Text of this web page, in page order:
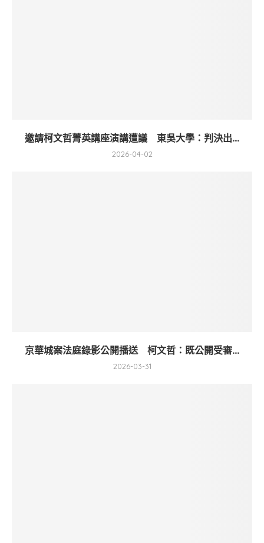
邀請柯文哲菁英講座演講遭議 東吳大學：判決出...
2026-04-02
京華城案法庭錄影公開播送 柯文哲：既公開受審...
2026-03-31